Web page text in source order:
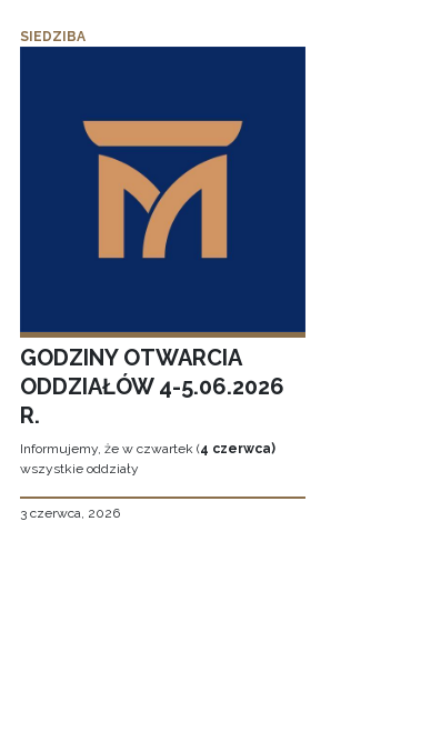
SIEDZIBA
GODZINY OTWARCIA
ODDZIAŁÓW 4-5.06.2026
R.
Informujemy, że w czwartek (4 czerwca)
wszystkie oddziały
3 czerwca, 2026